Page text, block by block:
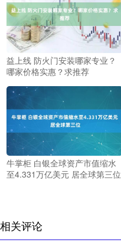
益上线 防火门安装哪家专业？
哪家价格实惠？求推荐
牛掌柜 白银全球资产市值缩水
至4.331万亿美元 居全球第三位
相关评论